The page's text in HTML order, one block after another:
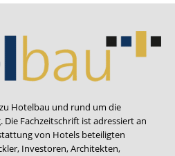
Hotelbau und rund um die
Fachzeitschrift ist adressiert an
von Hotels beteiligten
Investoren, Architekten,